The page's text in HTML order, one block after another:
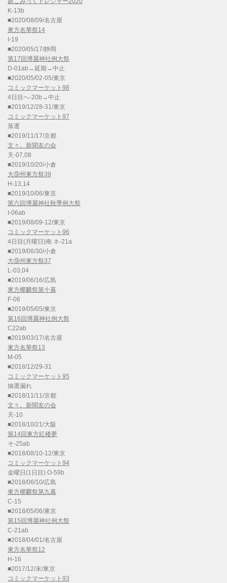
K-13b
■2020/08/09/名古屋
東方名華祭14
I-19
■2020/05/17/静岡
第17回博麗神社例大祭
D-01ab→延期→中止
■2020/05/02-05/東京
コミックマーケット98
4日目へ-20b→中止
■2019/12/28-31/東京
コミックマーケット97
落選
■2019/11/17/京都
文々。新聞友の会
天-07,08
■2019/10/20/小倉
大⑨州東方祭39
H-13,14
■2019/10/06/東京
第六回博麗神社秋季例大祭
I-06ab
■2019/08/09-12/東京
コミックマーケット96
4日目(月曜日)南 ネ-21a
■2019/06/30/小倉
大⑨州東方祭37
L-03,04
■2019/06/16/広島
東方椰麟祭第十幕
F-06
■2019/05/05/東京
第16回博麗神社例大祭
C22ab
■2019/03/17/名古屋
東方名華祭13
M-05
■2018/12/29-31
コミックマーケット95
抽選漏れ
■2018/11/11/京都
文々。新聞友の会
天-10
■2018/10/21/大阪
第14回東方紅楼夢
そ-25ab
■2018/08/10-12/東京
コミックマーケット94
金曜日(1日目) O-59b
■2018/06/10/広島
東方椰麟祭第九幕
C-15
■2018/05/06/東京
第15回博麗神社例大祭
C-21ab
■2018/04/01/名古屋
東方名華祭12
H-16
■2017/12/末/東京
コミックマーケット93